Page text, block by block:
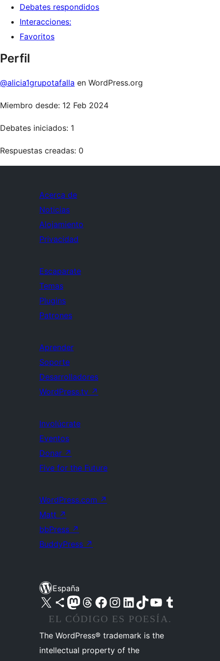
Debates respondidos
Interacciones:
Favoritos
Perfil
@alicia1grupotafalla en WordPress.org
Miembro desde: 12 Feb 2024
Debates iniciados: 1
Respuestas creadas: 0
Acerca de
Noticias
Alojamiento
Privacidad
Escaparate
Temas
Plugins
Patrones
Aprender
Soporte
Desarrolladores
WordPress.tv ↗
Involúcrate
Eventos
Donar ↗
Five for the Future
WordPress.com ↗
Matt ↗
bbPress ↗
BuddyPress ↗
España
Visita nuestra cuenta de X (anteriormente Twitter)
Visita nuestra cuenta de Bluesky
Visita nuestra cuenta de Mastodon
Visita nuestra cuenta de Threads
Visita nuestra página de Facebook
Visita nuestra cuenta de Instagram
Visita nuestra cuenta de LinkedIn
Visita nuestra cuenta de TikTok
Visita nuestro canal de YouTube
Visita nuestra cuenta de Tumblr
EL CÓDIGO ES POESÍA.
The WordPress® trademark is the
intellectual property of the